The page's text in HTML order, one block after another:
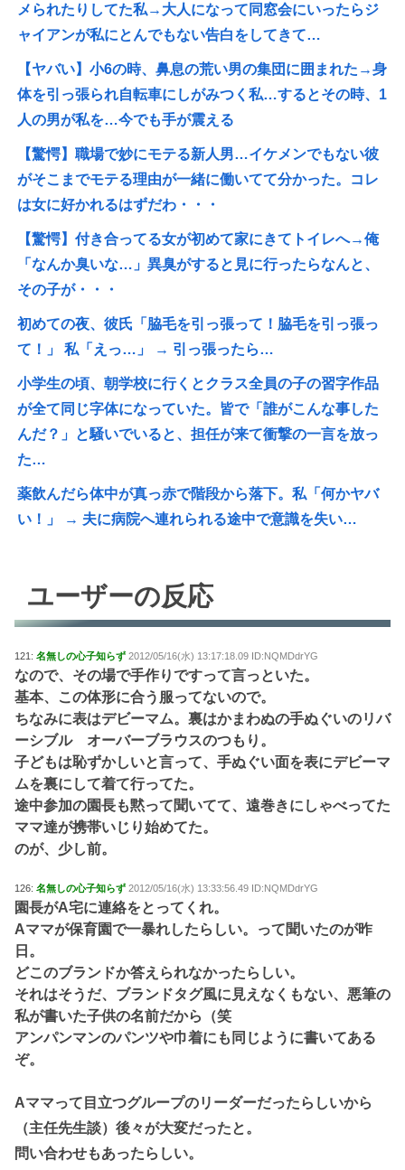
メられたりしてた私→大人になって同窓会にいったらジ
ャイアンが私にとんでもない告白をしてきて…
【ヤバい】小6の時、鼻息の荒い男の集団に囲まれた→身
体を引っ張られ自転車にしがみつく私…するとその時、1
人の男が私を…今でも手が震える
【驚愕】職場で妙にモテる新人男…イケメンでもない彼
がそこまでモテる理由が一緒に働いてて分かった。コレ
は女に好かれるはずだわ・・・
【驚愕】付き合ってる女が初めて家にきてトイレへ→俺
「なんか臭いな…」異臭がすると見に行ったらなんと、
その子が・・・
初めての夜、彼氏「脇毛を引っ張って！脇毛を引っ張っ
て！」 私「えっ…」 → 引っ張ったら…
小学生の頃、朝学校に行くとクラス全員の子の習字作品
が全て同じ字体になっていた。皆で「誰がこんな事した
んだ？」と騒いでいると、担任が来て衝撃の一言を放っ
た…
薬飲んだら体中が真っ赤で階段から落下。私「何かヤバ
い！」 → 夫に病院へ連れられる途中で意識を失い…
ユーザーの反応
121: 名無しの心子知らず 2012/05/16(水) 13:17:18.09 ID:NQMDdrYG
なので、その場で手作りですって言っといた。
基本、この体形に合う服ってないので。
ちなみに表はデビーマム。裏はかまわぬの手ぬぐいのリバ
ーシブル オーバーブラウスのつもり。
子どもは恥ずかしいと言って、手ぬぐい面を表にデビーマ
ムを裏にして着て行ってた。
途中参加の園長も黙って聞いてて、遠巻きにしゃべってた
ママ達が携帯いじり始めてた。
のが、少し前。
126: 名無しの心子知らず 2012/05/16(水) 13:33:56.49 ID:NQMDdrYG
園長がA宅に連絡をとってくれ。
Aママが保育園で一暴れしたらしい。って聞いたのが昨
日。
どこのブランドか答えられなかったらしい。
それはそうだ、ブランドタグ風に見えなくもない、悪筆の
私が書いた子供の名前だから（笑
アンパンマンのパンツや巾着にも同じように書いてある
ぞ。
Aママって目立つグループのリーダーだったらしいから
（主任先生談）後々が大変だったと。
問い合わせもあったらしい。